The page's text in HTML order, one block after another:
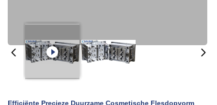
Efficiënte Precieze Duurzame Cosmetische Flesdopvorm